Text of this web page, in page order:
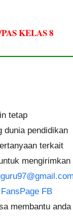
KELAS 8
tetap
dunia pendidikan
terkait
mengirimkan
FansPage FB
membantu anda